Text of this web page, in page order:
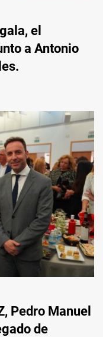
el
a Antonio
Pedro Manuel
de